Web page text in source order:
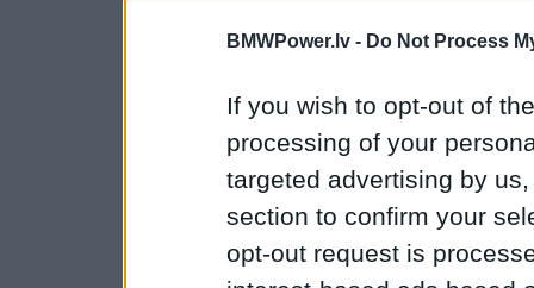
BMWPower.lv - Do Not Process
If you wish to opt-out of
processing of your
targeted advertising by
section to confirm your
opt-out request is